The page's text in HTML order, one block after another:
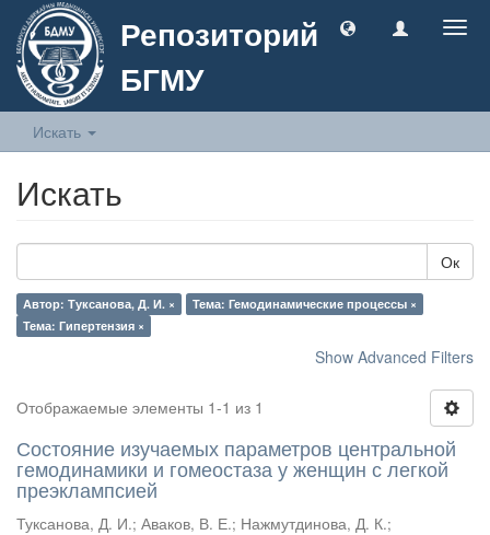
Репозиторий
БГМУ
Искать
Искать
Ок
Автор: Туксанова, Д. И. ×
Тема: Гемодинамические процессы ×
Тема: Гипертензия ×
Show Advanced Filters
Отображаемые элементы 1-1 из 1
Состояние изучаемых параметров центральной
гемодинамики и гомеостаза у женщин с легкой
преэклампсией
Туксанова, Д. И.; Аваков, В. Е.; Нажмутдинова, Д. К.;